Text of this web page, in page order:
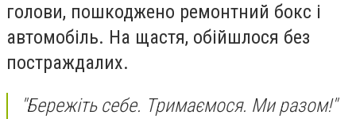
голови, пошкоджено ремонтний бокс і
автомобіль. На щастя, обійшлося без
постраждалих.
"Бережіть себе. Тримаємося. Ми разом!"